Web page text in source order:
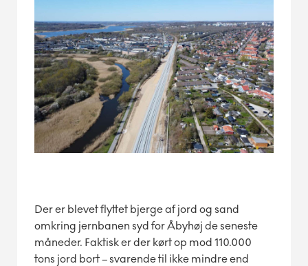
Der er blevet flyttet bjerge af jord og sand
omkring jernbanen syd for Åbyhøj de seneste
måneder. Faktisk er der kørt op mod 110.000
tons jord bort – svarende til ikke mindre end